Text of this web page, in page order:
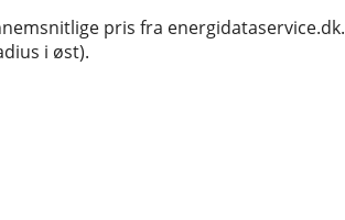
pris fra energidataservice.dk.
i øst).